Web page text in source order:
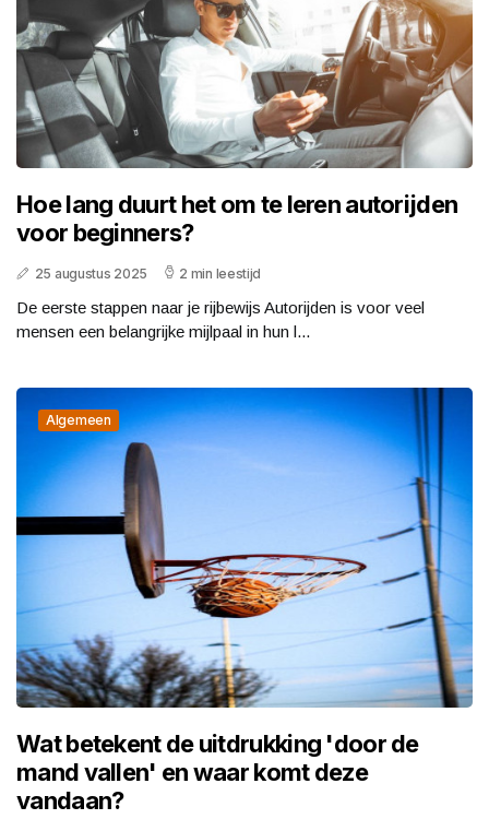
Hoe lang duurt het om te leren autorijden
voor beginners?
25 augustus 2025 2 min leestijd
De eerste stappen naar je rijbewijs Autorijden is voor veel
mensen een belangrijke mijlpaal in hun l...
Algemeen
Wat betekent de uitdrukking 'door de
mand vallen' en waar komt deze
vandaan?